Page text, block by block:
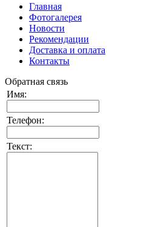
Главная
Фотогалерея
Новости
Рекомендации
Доставка и оплата
Контакты
Обратная связь
Имя:
Телефон:
Текст: